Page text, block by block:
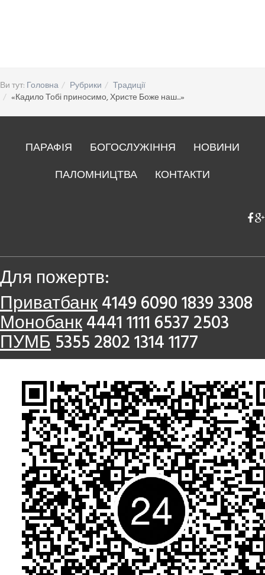
Ви тут: Головна Рубрики
Традиції
«Кадило Тобі приносимо, Христе Боже наш...»
ПАРАФІЯ БОГОСЛУЖІННЯ
НОВИНИ
ПАЛОМНИЦТВА
КОНТАКТИ
Для пожертв:
Приватбанк4149 6090 1839 3308
Монобанк4441 1111 6537 2503
ПУМБ5355 2802 1314 1177